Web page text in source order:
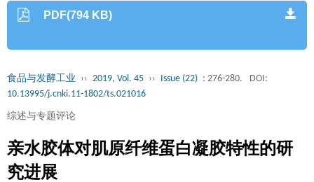
PDF(794 KB)
食品与发酵工业 ›› 2019, Vol. 45 ›› Issue (22) : 276-280.
DOI:
10.13995/j.cnki.11-1802/ts.021016
综述与专题评论
亲水胶体对肌原纤维蛋白凝胶特性的研
究进展